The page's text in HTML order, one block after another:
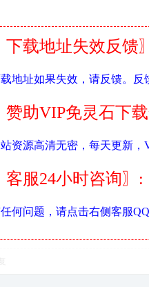
下载地址失效反馈
地址如果失效，请反馈。
赞助VIP免灵石下
资源高清无密，每天更新
客服24小时咨询〗:
何问题，请点击右侧客服